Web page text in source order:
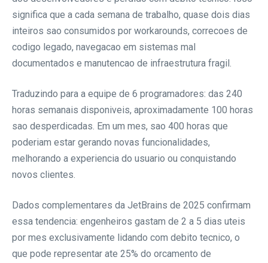
significa que a cada semana de trabalho, quase dois dias
inteiros sao consumidos por workarounds, correcoes de
codigo legado, navegacao em sistemas mal
documentados e manutencao de infraestrutura fragil.
Traduzindo para a equipe de 6 programadores: das 240
horas semanais disponiveis, aproximadamente 100 horas
sao desperdicadas. Em um mes, sao 400 horas que
poderiam estar gerando novas funcionalidades,
melhorando a experiencia do usuario ou conquistando
novos clientes.
Dados complementares da JetBrains de 2025 confirmam
essa tendencia: engenheiros gastam de 2 a 5 dias uteis
por mes exclusivamente lidando com debito tecnico, o
que pode representar ate 25% do orcamento de